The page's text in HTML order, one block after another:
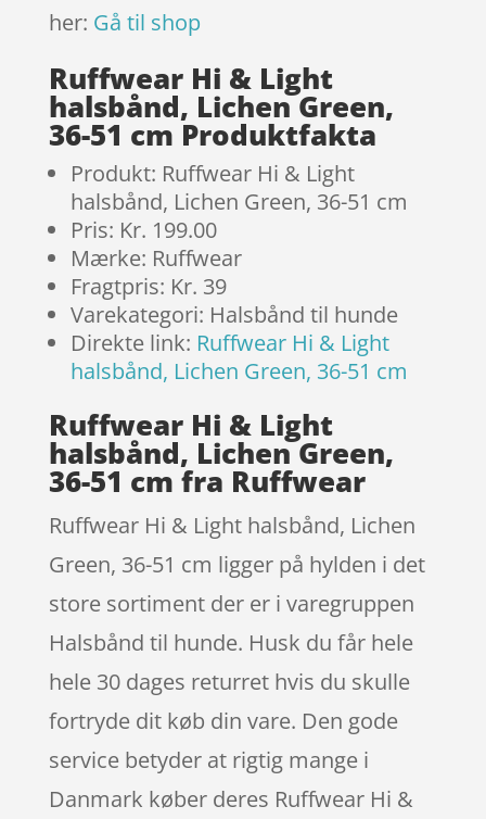
her: Gå til shop
Ruffwear Hi & Light
halsbånd, Lichen Green,
36-51 cm Produktfakta
Produkt: Ruffwear Hi & Light
halsbånd, Lichen Green, 36-51 cm
Pris: Kr. 199.00
Mærke: Ruffwear
Fragtpris: Kr. 39
Varekategori: Halsbånd til hunde
Direkte link: Ruffwear Hi & Light
halsbånd, Lichen Green, 36-51 cm
Ruffwear Hi & Light
halsbånd, Lichen Green,
36-51 cm fra Ruffwear
Ruffwear Hi & Light halsbånd, Lichen
Green, 36-51 cm ligger på hylden i det
store sortiment der er i varegruppen
Halsbånd til hunde. Husk du får hele
hele 30 dages returret hvis du skulle
fortryde dit køb din vare. Den gode
service betyder at rigtig mange i
Danmark køber deres Ruffwear Hi &